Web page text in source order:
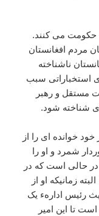
حکومت می کنند.
مردم افغانستان
ناشناخته
استخباراتی سبب
مستقل و رهبر
شناخته شود.
خوانده ای را از
شمرد و او را
حالی است که در
زمانیکه او از
رئیس ادارهء یک
تا این امیر